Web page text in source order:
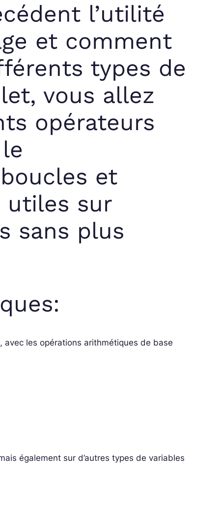
l’utilité
et comment
types de
vous allez
opérateurs
et
utiles sur
sans plus
les opérations arithmétiques de base
également sur d’autres types de variables